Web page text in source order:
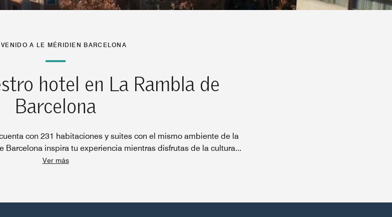
A LE MÉRIDIEN BARCELONA
hotel en La Rambla de
Barcelona
con 231 habitaciones y suites con el mismo ambiente de la
Barcelona inspira tu experiencia mientras disfrutas de la cultura...
Ver más